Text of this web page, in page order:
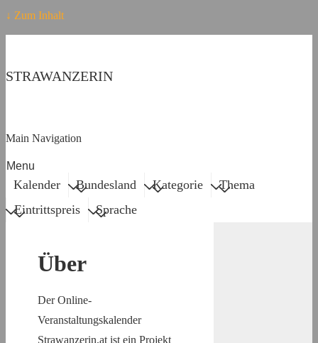
↓ Zum Inhalt
STRAWANZERIN
Main Navigation
Menu
Kalender Bundesland Kategorie
Thema
Eintrittspreis
Sprache
Über
Der Online-
Veranstaltungskalender
Strawanzerin.at ist ein Projekt